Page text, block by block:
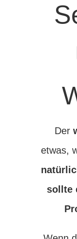
Der
etwas,
sollte